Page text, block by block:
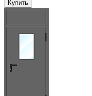
Купить